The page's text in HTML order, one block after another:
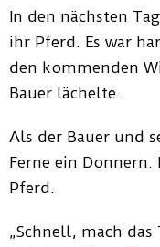
In den nächsten
ihr Pferd. Es war
den kommenden
Bauer lächelte.
Als der Bauer und
Ferne ein
Pferd.
„Schnell, mach